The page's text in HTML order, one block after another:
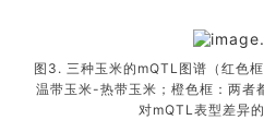
图3. 三种玉米的mQTL图谱（红色
温带玉米-热带玉米；橙色框：两者
对mQTL表型差异的